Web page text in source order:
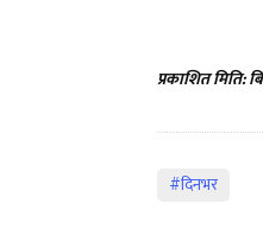
प्रकाशित मिति:
#दिनभर